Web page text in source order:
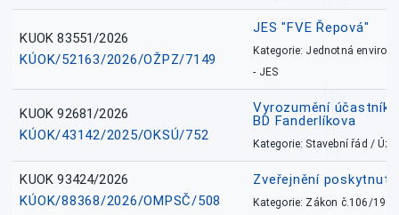
KUOK 83551/2026
KÚOK/52163/2026/OŽPZ/7149
JES "FVE Řepová"
Kategorie: Jednotná
- JES
KUOK 92681/2026
KÚOK/43142/2025/OKSÚ/752
Vyrozumění
BD Fanderlíkova
Kategorie: Stavební řád /
KUOK 93424/2026
KÚOK/88368/2026/OMPSČ/508
Zveřejnění
Kategorie: Zákon č.106/1999